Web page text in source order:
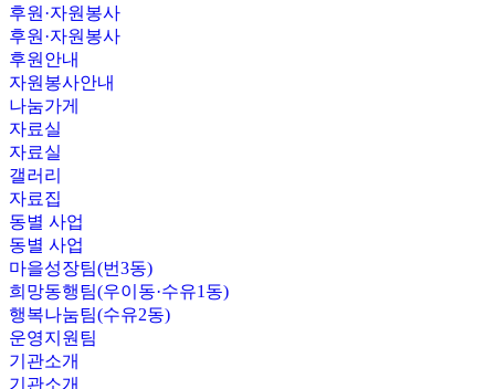
후원·자원봉사
후원·자원봉사
후원안내
자원봉사안내
나눔가게
자료실
자료실
갤러리
자료집
동별 사업
동별 사업
마을성장팀(번3동)
희망동행팀(우이동·수유1동)
행복나눔팀(수유2동)
운영지원팀
기관소개
기관소개